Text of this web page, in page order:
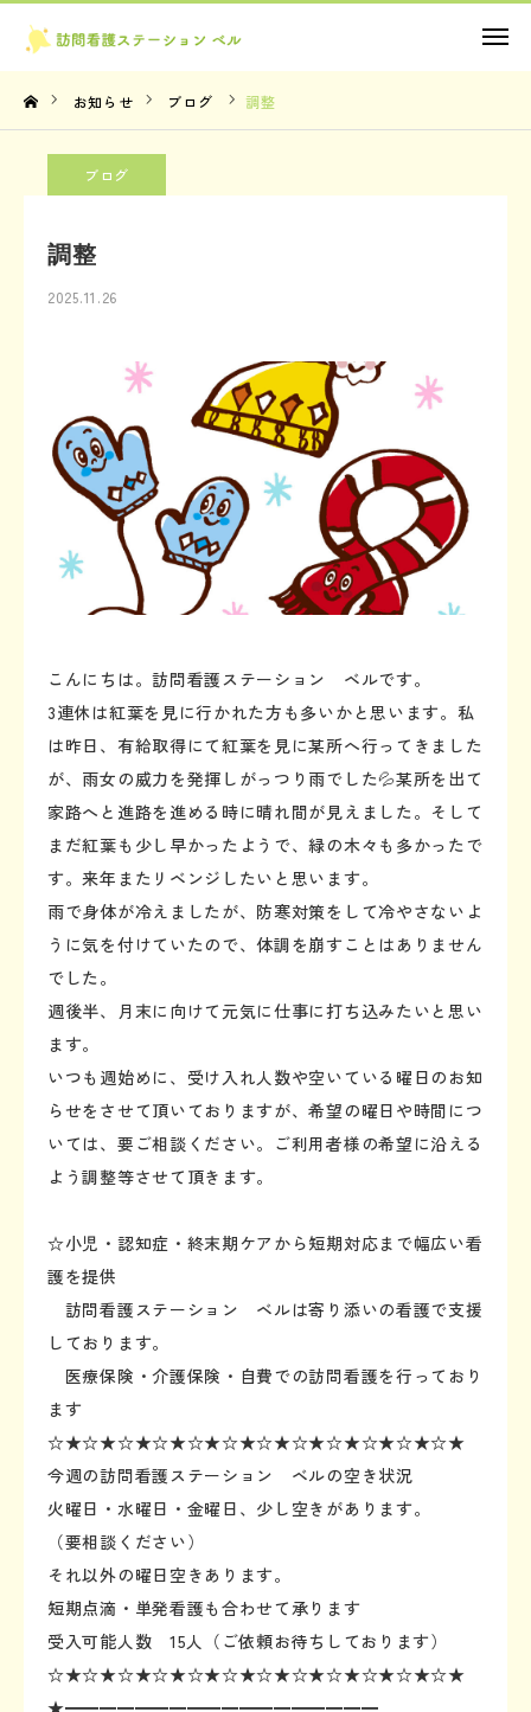
お知らせ ブログ 調整
ブログ
調整
2025.11.26
こんにちは。訪問看護ステーション ベルです。
3連休は紅葉を見に行かれた方も多いかと思います。私
は昨日、有給取得にて紅葉を見に某所へ行ってきました
が、雨女の威力を発揮しがっつり雨でした💦某所を出て
家路へと進路を進める時に晴れ間が見えました。そして
まだ紅葉も少し早かったようで、緑の木々も多かったで
す。来年またリベンジしたいと思います。
雨で身体が冷えましたが、防寒対策をして冷やさないよ
うに気を付けていたので、体調を崩すことはありません
でした。
週後半、月末に向けて元気に仕事に打ち込みたいと思い
ます。
いつも週始めに、受け入れ人数や空いている曜日のお知
らせをさせて頂いておりますが、希望の曜日や時間につ
いては、要ご相談ください。ご利用者様の希望に沿える
よう調整等させて頂きます。
☆小児・認知症・終末期ケアから短期対応まで幅広い看
護を提供
訪問看護ステーション ベルは寄り添いの看護で支援
しております。
医療保険・介護保険・自費での訪問看護を行っており
ます
☆★☆★☆★☆★☆★☆★☆★☆★☆★☆★☆★☆★
今週の訪問看護ステーション ベルの空き状況
火曜日・水曜日・金曜日、少し空きがあります。
（要相談ください）
それ以外の曜日空きあります。
短期点滴・単発看護も合わせて承ります
受入可能人数 15人（ご依頼お待ちしております）
☆★☆★☆★☆★☆★☆★☆★☆★☆★☆★☆★☆★
★━━━━━━━━━━━━━━━━━━
お問い合わせ
TOP
お問い合わせ